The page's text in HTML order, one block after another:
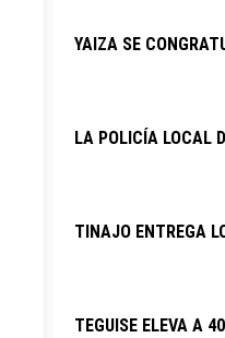
YAIZA SE
LA POLICÍA LOCAL
TINAJO ENTREGA
TEGUISE ELEVA A